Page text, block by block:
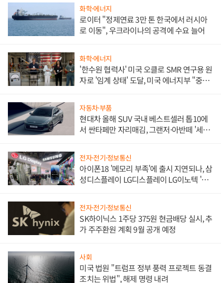
화학·에너지
로이터 "정제연료 3만 톤 한국에서 러시아
로 이동", 우크라이나의 공격에 수요 늘어
화학·에너지
'한수원 협력사' 미국 오클로 SMR 연구용 원
자로 '임계 상태' 도달, 미국 에너지부 "중요
자동차·부품
현대차 올해 SUV 국내 베스트셀러 톱10에
서 싼타페만 자리매김, 그랜저·아반떼 '세단
전자·전기·정보통신
아이폰18 '메모리 부족'에 출시 지연되나, 삼
성디스플레이 LG디스플레이 LG이노텍 '탈
전자·전기·정보통신
SK하이닉스 1주당 375원 현금배당 실시, 추
가 주주환원 계획 9월 공개 예정
사회
미국 법원 "트럼프 정부 풍력 프로젝트 동결
조치는 위법", 해제 명령 내려